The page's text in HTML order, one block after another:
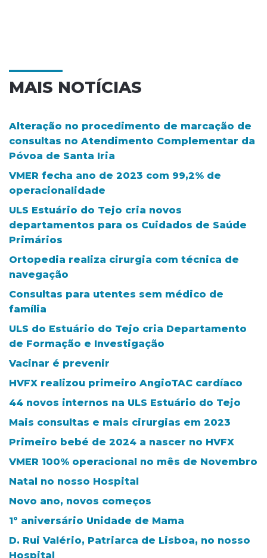
MAIS NOTÍCIAS
Alteração no procedimento de marcação de
consultas no Atendimento Complementar da
Póvoa de Santa Iria
VMER fecha ano de 2023 com 99,2% de
operacionalidade
ULS Estuário do Tejo cria novos
departamentos para os Cuidados de Saúde
Primários
Ortopedia realiza cirurgia com técnica de
navegação
Consultas para utentes sem médico de
família
ULS do Estuário do Tejo cria Departamento
de Formação e Investigação
Vacinar é prevenir
HVFX realizou primeiro AngioTAC cardíaco
44 novos internos na ULS Estuário do Tejo
Mais consultas e mais cirurgias em 2023
Primeiro bebé de 2024 a nascer no HVFX
VMER 100% operacional no mês de Novembro
Natal no nosso Hospital
Novo ano, novos começos
1º aniversário Unidade de Mama
D. Rui Valério, Patriarca de Lisboa, no nosso
Hospital